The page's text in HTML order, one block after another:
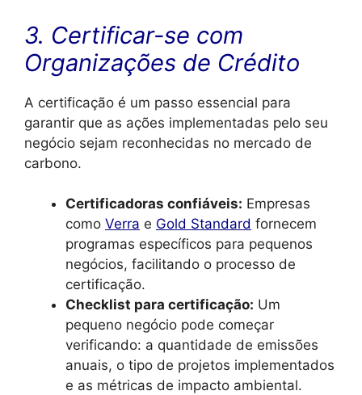
3. Certificar-se com
Organizações de Crédito
A certificação é um passo essencial para
garantir que as ações implementadas pelo seu
negócio sejam reconhecidas no mercado de
carbono.
Certificadoras confiáveis: Empresas
como Verra e Gold Standard fornecem
programas específicos para pequenos
negócios, facilitando o processo de
certificação.
Checklist para certificação: Um
pequeno negócio pode começar
verificando: a quantidade de emissões
anuais, o tipo de projetos implementados
e as métricas de impacto ambiental.